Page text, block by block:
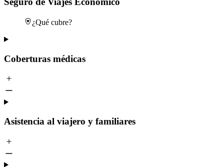
¿Qué cubre?
Coberturas médicas
Asistencia al viajero y familiares